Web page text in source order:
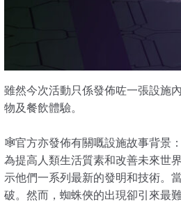
雖然今次活動只係發佈咗一張設施
物及餐飲體驗。
🕸️官方亦發佈有關嘅設施故事背景：
為提高人類生活質素和改善未來世
示他們一系列最新的發明和技術。
破。然而，蜘蛛俠的出現卻引來最